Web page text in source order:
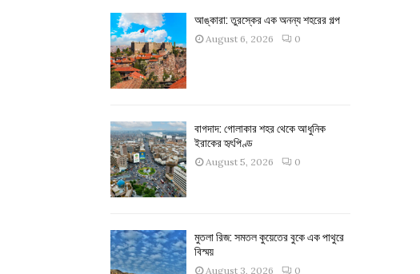
আঙ্কারা: তুরস্কের এক অনন্য শহরের গল্প
August 6, 2026 0
বাগদাদ: গোলাকার শহর থেকে আধুনিক
ইরাকের হৃৎপিণ্ড
August 5, 2026 0
মুতলা রিজ: সমতল কুয়েতের বুকে এক পাথুরে
বিস্ময়
August 3, 2026 0